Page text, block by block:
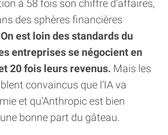
à 58 fois son chiffre d’affaires,
des sphères financières
On est loin des standards du
entreprises se négocient en
20 fois leurs revenus. Mais les
convaincus que l’IA va
et qu’Anthropic est bien
bonne part du gâteau.